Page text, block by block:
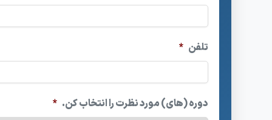
تلفن *
دوره (های) مورد نظرت را انتخاب کن. *